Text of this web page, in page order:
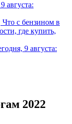
августа:
Что с бензином в
где купить,
9 августа:
2022